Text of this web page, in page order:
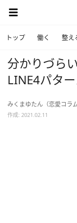
トップ 働く 整え
分かりづら
LINE4パタ
みくまゆたん（恋愛コラ
作成: 2021.02.11